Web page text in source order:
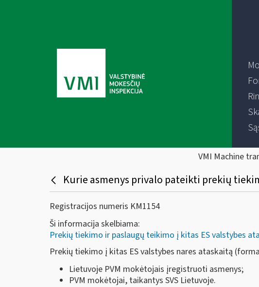
VMI Machine
Kurie asmenys privalo pateikti prekių
Registracijos numeris KM1154
Ši informacija skelbiama:
Prekių tiekimo ir paslaugų teikimo į kitas ES valstybes
Prekių tiekimo į kitas ES valstybes nares ataskaitą
Lietuvoje PVM mokėtojais įregistruoti asmenys;
PVM mokėtojai, taikantys SVS Lietuvoje.